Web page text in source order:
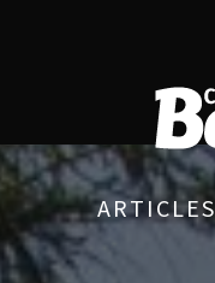
ARTICLES